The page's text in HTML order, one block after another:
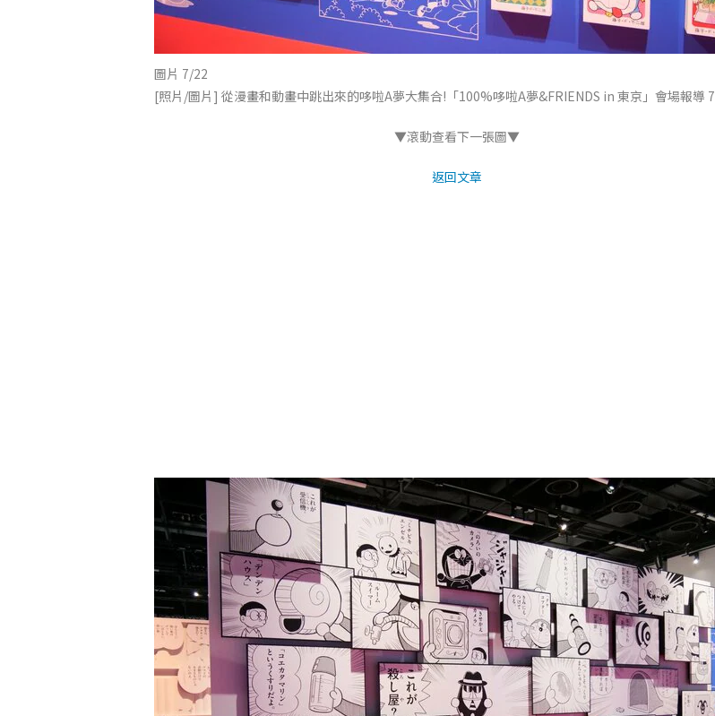
圖片 7/22
[照片/圖片] 從漫畫和動畫中跳出來的哆啦A夢大集合!「100%哆啦A夢&FRIENDS in 東京」會場報導 7
▼滾動查看下一張圖▼
返回文章